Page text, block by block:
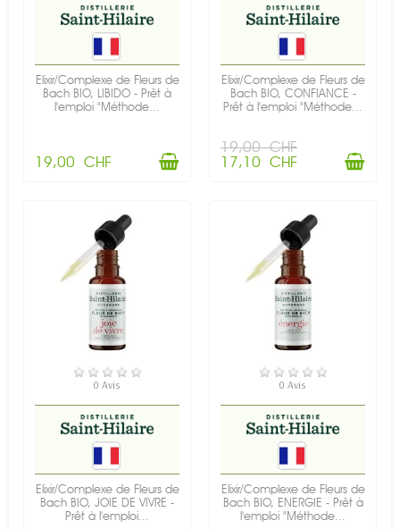
Elixir/Complexe de Fleurs de
Bach BIO, LIBIDO - Prêt à
l'emploi "Méthode...
19,00 CHF
Elixir/Complexe de Fleurs de
Bach BIO, CONFIANCE -
Prêt à l'emploi "Méthode...
19,00 CHF
17,10 CHF
EN STOCK
0 Avis
Elixir/Complexe de Fleurs de
Bach BIO, JOIE DE VIVRE -
Prêt à l'emploi...
EN STOCK
0 Avis
Elixir/Complexe de Fleurs de
Bach BIO, ENERGIE - Prêt à
l'emploi "Méthode...